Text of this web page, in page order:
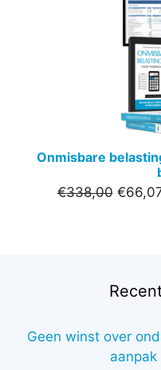
Onmisbare
€338,00 €
Geen winst over